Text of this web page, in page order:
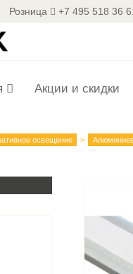
Розница +7 495 518 36
Акции и скидки
освещение